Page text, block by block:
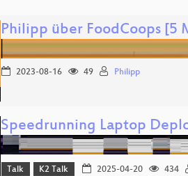
Philipp über FoodCoops [5
2023-08-16 49 Philipp
Speedrunning Laptop
Talk K2 Talk 2025-04-20 434